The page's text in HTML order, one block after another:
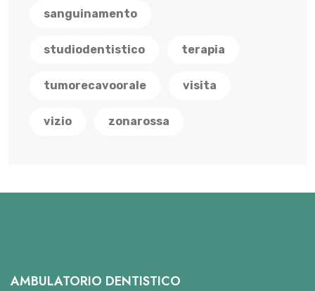
sanguinamento
studiodentistico terapia
tumorecavoorale visita
vizio zonarossa
AMBULATORIO DENTISTICO